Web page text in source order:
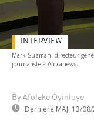
Mark Suzman, directeur
journaliste à Africanews.
By Afolake Oyinloye
Dernière MAJ: 13/
INTERVIEW